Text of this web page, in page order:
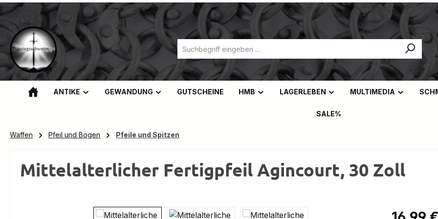
Hauptinhalt springen
Zur Suche springen
Zur Hauptnavigation springen
ANTIKE GEWANDUNG GUTSCHEINE HMB LAGERLEBEN MULTIMEDIA
SALE%
Waffen Pfeil und Bogen Pfeile und Spitzen
Mittelalterlicher Fertigpfeil Agincourt, 30 Zoll
Bildergalerie überspringen Regulärer